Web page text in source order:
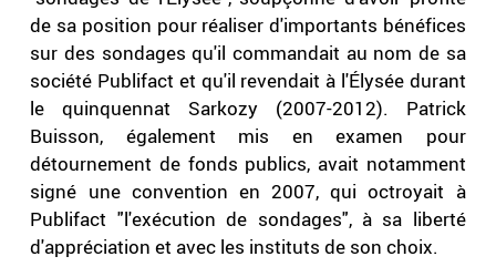
de sa position pour réaliser d'importants bénéfices
sur des sondages qu'il commandait au nom de sa
société Publifact et qu'il revendait à l'Élysée durant
le quinquennat Sarkozy (2007-2012). Patrick
Buisson, également mis en examen pour
détournement de fonds publics, avait notamment
signé une convention en 2007, qui octroyait à
Publifact "l'exécution de sondages", à sa liberté
d'appréciation et avec les instituts de son choix.